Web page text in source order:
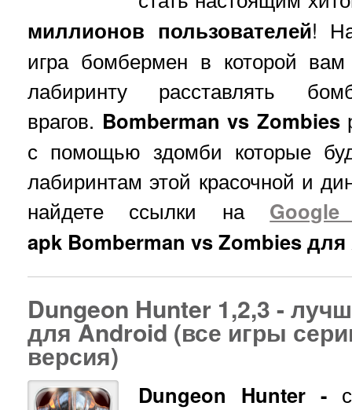
миллионов пользователей!
игра бомбермен в которой
лабиринту расставлять
врагов. Bomberman vs Zombies
с помощью здомби которые
лабиринтам этой красочной и
найдете ссылки на
apk Bomberman vs Zombies
Dungeon Hunter 1,2,3 -
для Android (все игры
версия)
Dungeon Hunter -